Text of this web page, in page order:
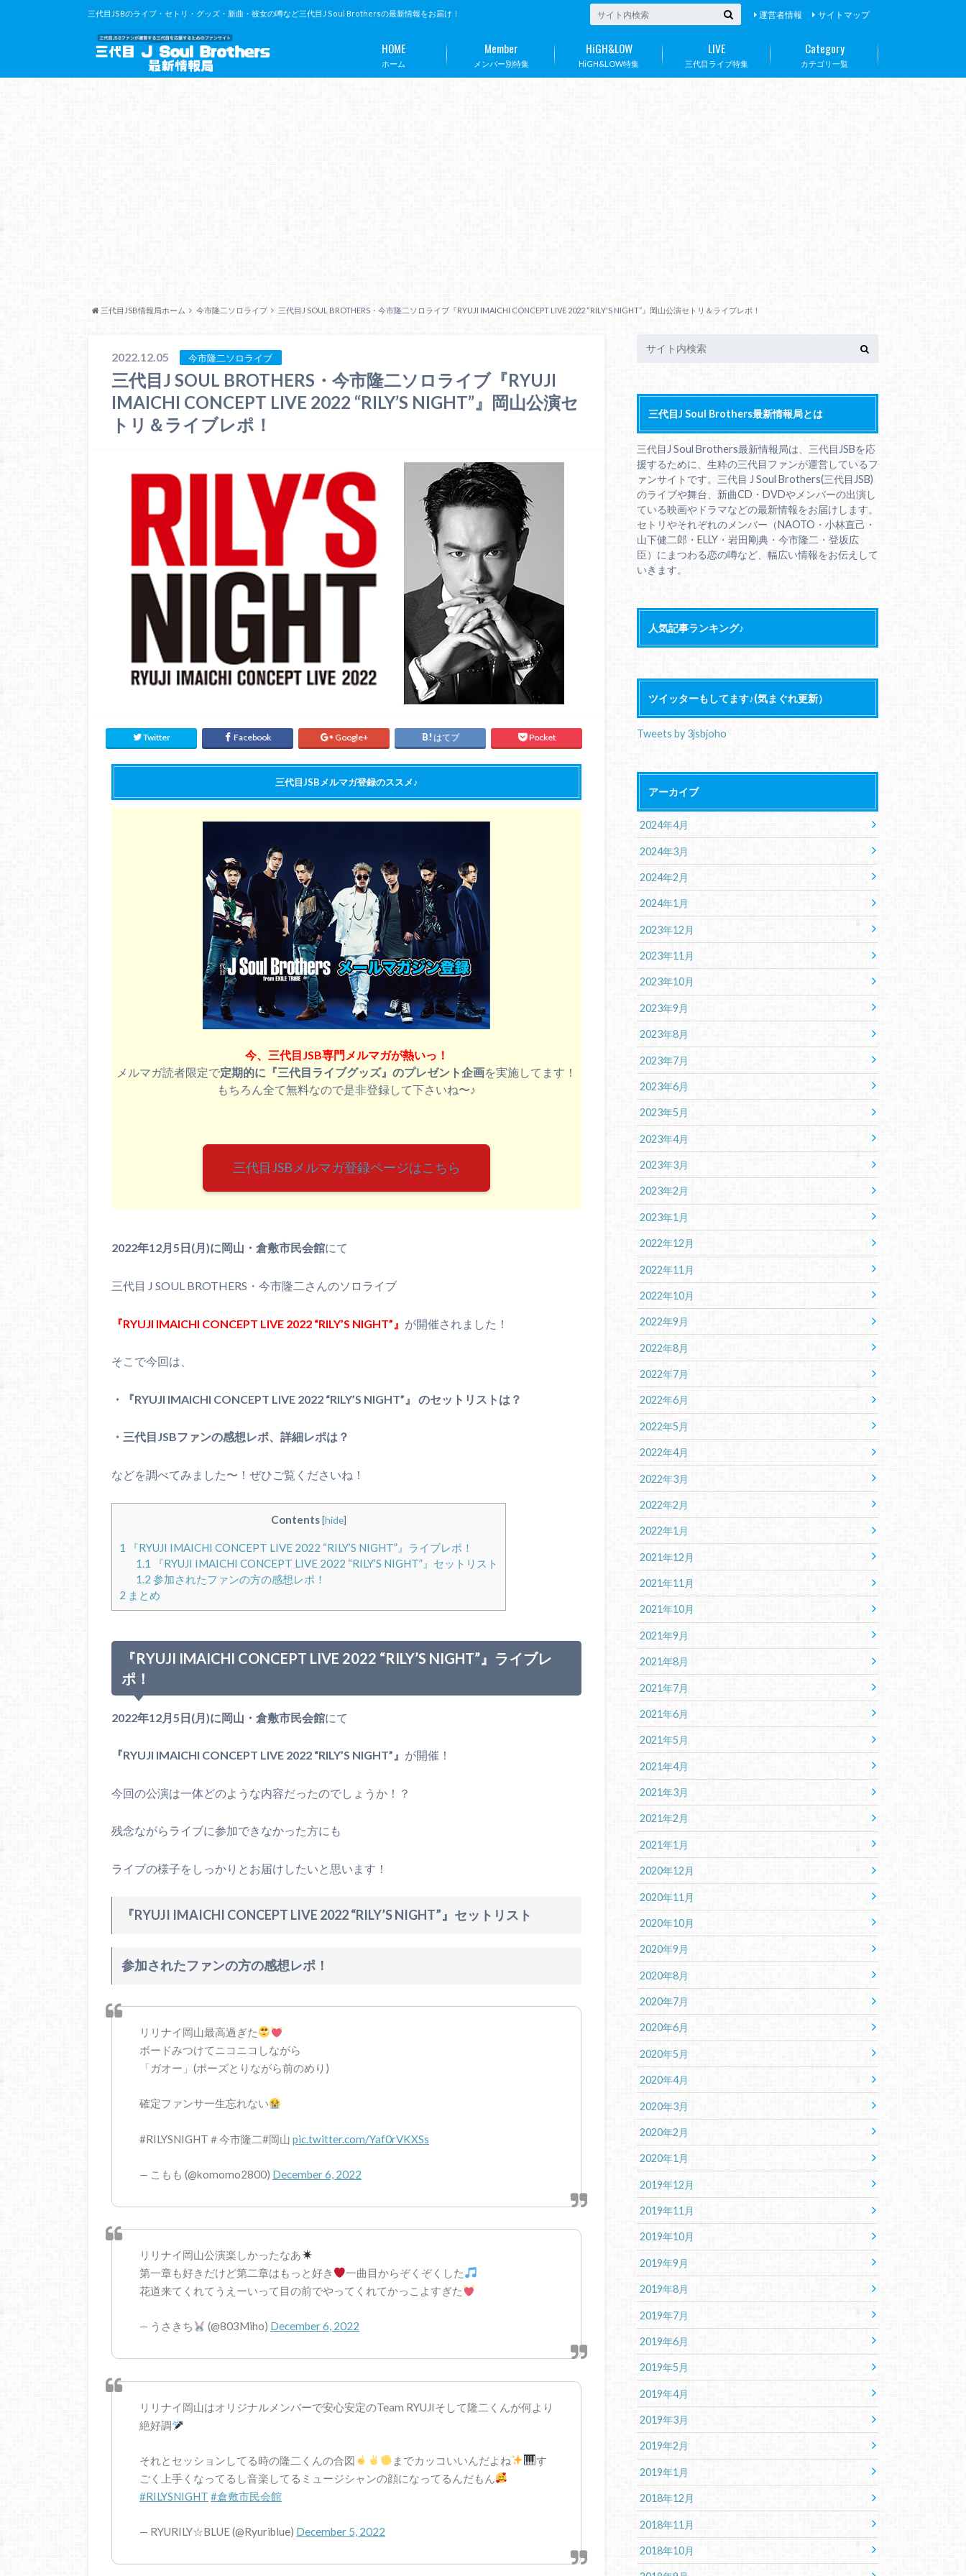
三代目JSBのライブ・セトリ・グッズ・新曲・彼女の噂など三代目J Soul Brothersの最新情報をお届け！ 運営者情報 サイトマップ
ホーム
HOME
メンバー別特集
Member
HiGH&LOW特集
HiGH&LOW
三代目ライブ特集
LIVE
カテゴリ一覧
Category
三代目JSB情報局ホーム 今市隆二ソロライブ 三代目J SOUL BROTHERS・今市隆二ソロライブ『RYUJI IMAICHI CONCEPT LIVE 2022 “RILY'S NIGHT”』岡山公演セトリ＆ライブレポ！
2022.12.05 今市隆二ソロライブ
三代目J SOUL BROTHERS・今市隆二ソロライブ『RYUJI
IMAICHI CONCEPT LIVE 2022 “RILY’S NIGHT”』岡山公演セ
トリ＆ライブレポ！
Twitter Facebook Google+ はてブ Pocket
三代目JSBメルマガ登録のススメ♪
今、三代目JSB専門メルマガが熱いっ！
メルマガ読者限定で定期的に『三代目ライブグッズ』のプレゼント企画を実施してます！
もちろん全て無料なので是非登録して下さいね〜♪
三代目JSBメルマガ登録ページはこちら
2022年12月5日(月)に岡山・倉敷市民会館にて
三代目 J SOUL BROTHERS・今市隆二さんのソロライブ
『RYUJI IMAICHI CONCEPT LIVE 2022 “RILY’S NIGHT”』 が開催されました！
そこで今回は、
・『RYUJI IMAICHI CONCEPT LIVE 2022 “RILY’S NIGHT”』 のセットリストは？
・三代目JSBファンの感想レポ、詳細レポは？
などを調べてみました〜！ぜひご覧くださいね！
Contents[hide]
1
『RYUJI IMAICHI CONCEPT LIVE 2022 “RILY’S NIGHT”』ライブレポ！
1.1 『RYUJI IMAICHI CONCEPT LIVE 2022 “RILY’S NIGHT”』セットリスト
1.2 参加されたファンの方の感想レポ！
2 まとめ
『RYUJI IMAICHI CONCEPT LIVE 2022 “RILY’S NIGHT” 』ライブレ
ポ！
2022年12月5日(月)に岡山・倉敷市民会館にて
『RYUJI IMAICHI CONCEPT LIVE 2022 “RILY’S NIGHT”』 が開催！
今回の公演は一体どのような内容だったのでしょうか！？
残念ながらライブに参加できなかった方にも
ライブの様子をしっかりとお届けしたいと思います！
『RYUJI IMAICHI CONCEPT LIVE 2022 “RILY’S NIGHT”』 セットリスト
参加されたファンの方の感想レポ！
リリナイ岡山最高過ぎた
ボードみつけてニコニコしながら
「ガオー」(ポーズとりながら前のめり)
確定ファンサ一生忘れない
#RILYSNIGHT＃今市隆二#岡山 pic.twitter.com/Yaf0rVKXSs
— こもも (@komomo2800) December 6, 2022
リリナイ岡山公演楽しかったなあ
第一章も好きだけど第二章はもっと好き
一曲目からぞくぞくした
花道来てくれてうえーいって目の前でやってくれてかっこよすぎた
— うさきち (@803Miho) December 6, 2022
リリナイ岡山はオリジナルメンバーで安心安定のTeam RYUJIそして隆二くんが何より
絶好調
それとセッションしてる時の隆二くんの合図 までカッコいいんだよね
す
ごく上手くなってるし音楽してるミュージシャンの顔になってるんだもん
#RILYSNIGHT #倉敷市民会館
— RYURILY☆BLUE (@Ryuriblue) December 5, 2022
三代目J Soul Brothers最新情報局とは
三代目J Soul Brothers最新情報局は、三代目JSBを応
援するために、生粋の三代目ファンが運営しているフ
ァンサイトです。三代目 J Soul Brothers(三代目JSB)
のライブや舞台、新曲CD・DVDやメンバーの出演し
ている映画やドラマなどの最新情報をお届けします。
セトリやそれぞれのメンバー（NAOTO・小林直己・
山下健二郎・ELLY・岩田剛典・今市隆二・登坂広
臣）にまつわる恋の噂など、幅広い情報をお伝えして
いきます。
人気記事ランキング♪
ツイッターもしてます♪(気まぐれ更新）
Tweets by 3jsbjoho
アーカイブ
2024年4月
2024年3月
2024年2月
2024年1月
2023年12月
2023年11月
2023年10月
2023年9月
2023年8月
2023年7月
2023年6月
2023年5月
2023年4月
2023年3月
2023年2月
2023年1月
2022年12月
2022年11月
2022年10月
2022年9月
2022年8月
2022年7月
2022年6月
2022年5月
2022年4月
2022年3月
2022年2月
2022年1月
2021年12月
2021年11月
2021年10月
2021年9月
2021年8月
2021年7月
2021年6月
2021年5月
2021年4月
2021年3月
2021年2月
2021年1月
2020年12月
2020年11月
2020年10月
2020年9月
2020年8月
2020年7月
2020年6月
2020年5月
2020年4月
2020年3月
2020年2月
2020年1月
2019年12月
2019年11月
2019年10月
2019年9月
2019年8月
2019年7月
2019年6月
2019年5月
2019年4月
2019年3月
2019年2月
2019年1月
2018年12月
2018年11月
2018年10月